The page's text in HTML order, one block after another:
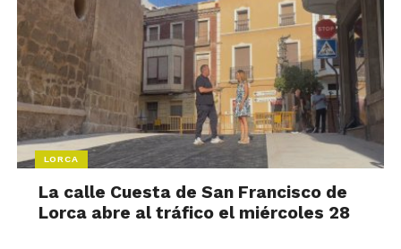
LORCA
La calle Cuesta de San Francisco de
Lorca abre al tráfico el miércoles 28